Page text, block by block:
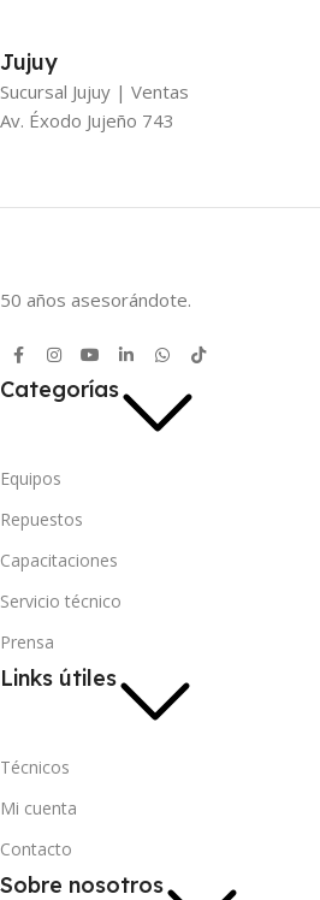
Jujuy
Sucursal Jujuy | Ventas
Av. Éxodo Jujeño 743
50 años asesorándote.
Categorías
Equipos
Repuestos
Capacitaciones
Servicio técnico
Prensa
Links útiles
Técnicos
Mi cuenta
Contacto
Sobre nosotros